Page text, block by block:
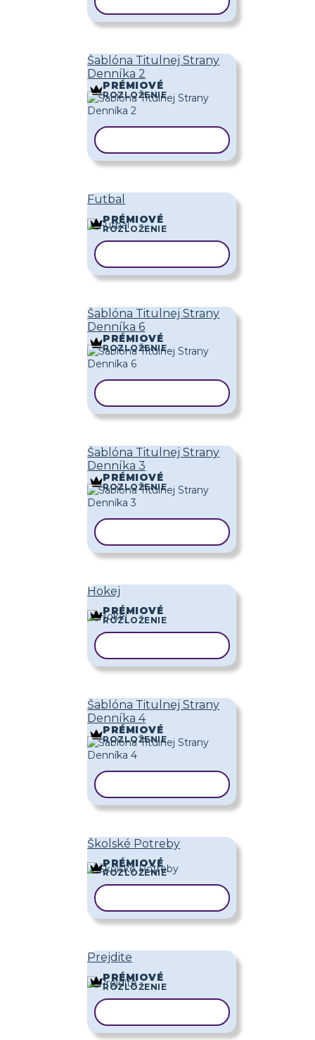
Šablóna Titulnej Strany
Denníka 2
PRÉMIOVÉ
ROZLOŽENIE
Futbal
PRÉMIOVÉ
ROZLOŽENIE
Šablóna Titulnej Strany
Denníka 6
PRÉMIOVÉ
ROZLOŽENIE
Šablóna Titulnej Strany
Denníka 3
PRÉMIOVÉ
ROZLOŽENIE
Hokej
PRÉMIOVÉ
ROZLOŽENIE
Šablóna Titulnej Strany
Denníka 4
PRÉMIOVÉ
ROZLOŽENIE
Školské Potreby
PRÉMIOVÉ
ROZLOŽENIE
Prejdite
PRÉMIOVÉ
ROZLOŽENIE